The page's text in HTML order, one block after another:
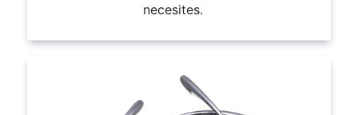
necesites.